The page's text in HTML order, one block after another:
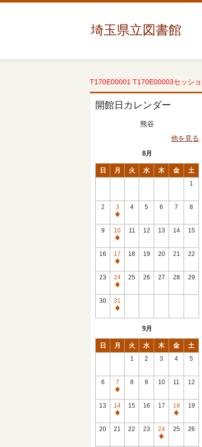
埼玉県立図書館
T170E00001 T170E00003セッシ
開館日カレンダー
熊谷
他を見る
8月
日 月 火 水 木 金 土
1
2
3
休
館
日
4 5 6 7 8
9
10
休
館
日
11 12 13 14 15
16
17
休
館
日
18 19 20 21 22
23
24
休
館
日
25 26 27 28 29
30
31
休
9月
日 月 火 水 木 金 土
1 2 3 4 5
6
7
休
館
日
8 9 10 11 12
13
14
休
館
15 16 17
18
休
館
19
20 21 22 23
24
休
25 26